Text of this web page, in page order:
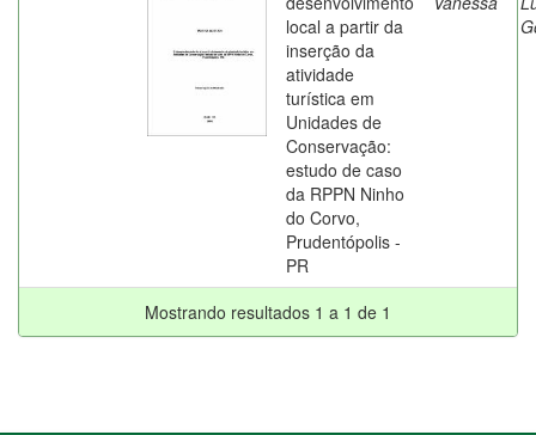
local a partir da
inserção da
atividade
turística em
Unidades de
Conservação:
estudo de caso
da RPPN Ninho
do Corvo,
Prudentópolis -
PR
Mostrando resultados 1 a 1 de 1